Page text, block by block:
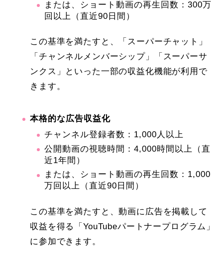
または、ショート動画の再生回数：300万
回以上（直近90日間）
この基準を満たすと、「スーパーチャット」
「チャンネルメンバーシップ」「スーパーサ
ンクス」といった一部の収益化機能が利用で
きます。
本格的な広告収益化
チャンネル登録者数：1,000人以上
公開動画の視聴時間：4,000時間以上（直
近1年間）
または、ショート動画の再生回数：1,000
万回以上（直近90日間）
この基準を満たすと、動画に広告を掲載して
収益を得る「YouTubeパートナープログラム」
に参加できます。